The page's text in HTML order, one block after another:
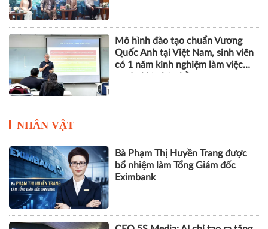
Hà Nội - Bắc Ninh - Hưng Yên
tăng cường liên kết vùng, thúc
đẩy nông nghiệp thông minh và
trước khi nhận bằng
NHÂN VẬT